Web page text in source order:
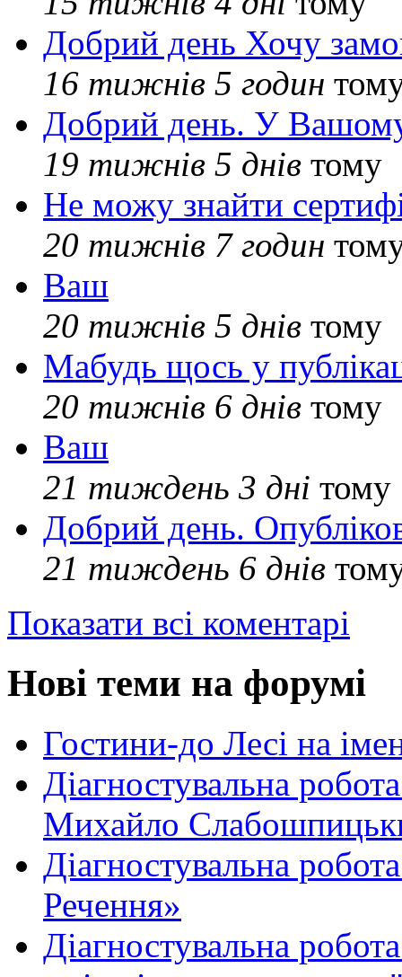
Добрий день Хочу
16 тижнів 5 годин
Добрий день. У Вашому
19 тижнів 5 днів тому
Не можу знайти
20 тижнів 7 годин
Ваш
20 тижнів 5 днів тому
Мабудь щось у
20 тижнів 6 днів тому
Ваш
21 тиждень 3 дні тому
Добрий день.
21 тиждень 6 днів
Показати всі коментарі
Нові теми на форумі
Гостини-до Лесі на
Діагностувальна
Михайло
Діагностувальна
Речення»
Діагностувальна